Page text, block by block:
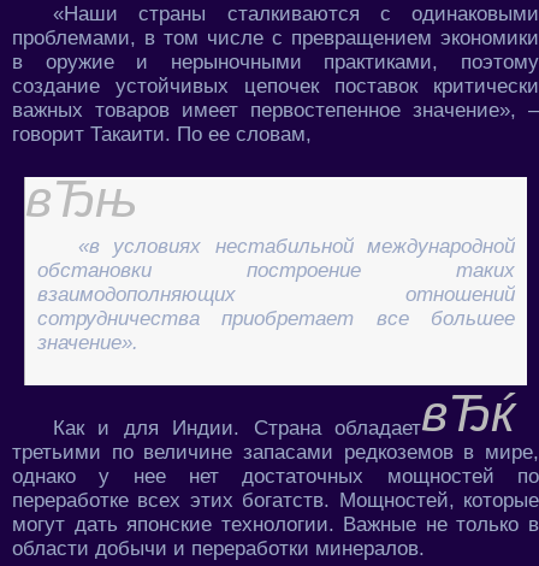
«Наши страны сталкиваются с одинаковыми
проблемами, в том числе с превращением экономики
в оружие и нерыночными практиками, поэтому
создание устойчивых цепочек поставок критически
важных товаров имеет первостепенное значение», –
говорит Такаити. По ее словам,
«в условиях нестабильной международной
обстановки построение таких
взаимодополняющих отношений
сотрудничества приобретает все большее
значение».
Как и для Индии. Страна обладает
третьими по величине запасами редкоземов в мире,
однако у нее нет достаточных мощностей по
переработке всех этих богатств. Мощностей, которые
могут дать японские технологии. Важные не только в
области добычи и переработки минералов.